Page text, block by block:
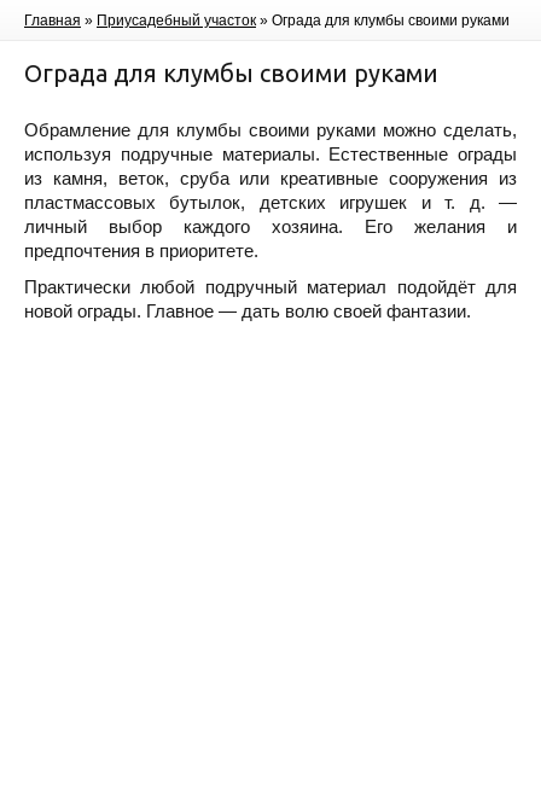
Главная » Приусадебный участок» Ограда для клумбы своими руками
Ограда для клумбы своими руками
Обрамление для клумбы своими руками можно сделать,
используя подручные материалы. Естественные ограды
из камня, веток, сруба или креативные сооружения из
пластмассовых бутылок, детских игрушек и т. д. —
личный выбор каждого хозяина. Его желания и
предпочтения в приоритете.
Практически любой подручный материал подойдёт для
новой ограды. Главное — дать волю своей фантазии.